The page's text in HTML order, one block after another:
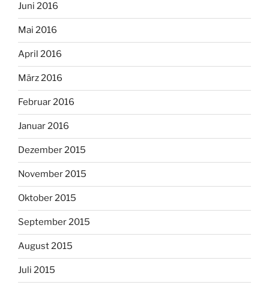
Juni 2016
Mai 2016
April 2016
März 2016
Februar 2016
Januar 2016
Dezember 2015
November 2015
Oktober 2015
September 2015
August 2015
Juli 2015